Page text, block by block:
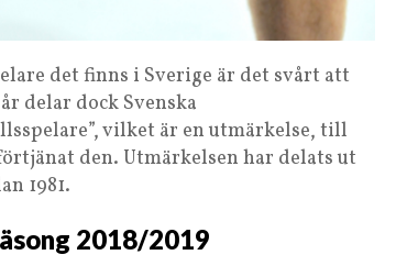
det finns i Sverige är det svårt att
delar dock Svenska
vilket är en utmärkelse, till
den. Utmärkelsen har delats ut
1981.
2018/2019